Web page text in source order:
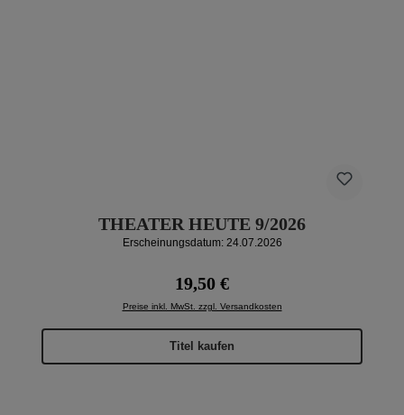
THEATER HEUTE 9/2026
Erscheinungsdatum: 24.07.2026
Regulärer Preis:
19,50 €
Preise inkl. MwSt. zzgl. Versandkosten
Titel kaufen